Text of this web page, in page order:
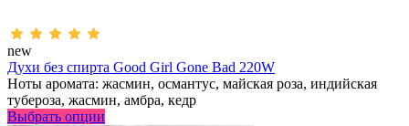
new
Духи без спирта Good Girl Gone Bad 220W
Ноты аромата: жасмин, османтус, майская роза, индийская
тубероза, жасмин, амбра, кедр
Выбрать опции